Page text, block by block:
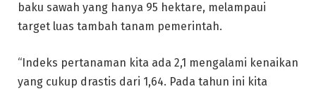
baku sawah yang hanya 95 hektare, melampaui
target luas tambah tanam pemerintah.
“Indeks pertanaman kita ada 2,1 mengalami kenaikan
yang cukup drastis dari 1,64. Pada tahun ini kita